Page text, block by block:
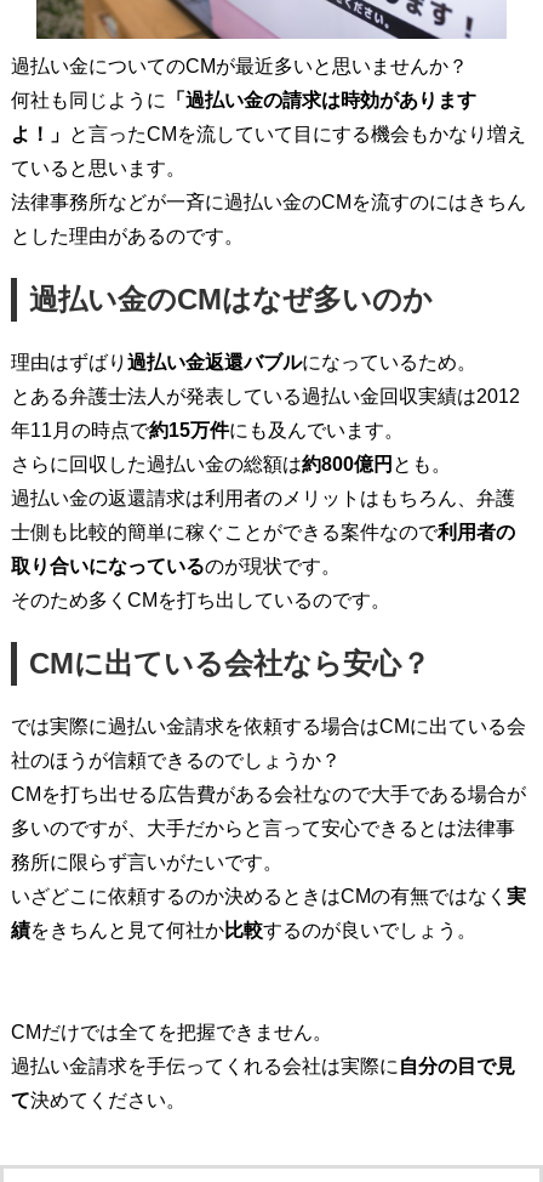
過払い金についてのCMが最近多いと思いませんか？
何社も同じように
「過払い金の請求は時効があります
よ！」 と言ったCMを流していて目にする機会もかなり増え
ていると思います。
法律事務所などが一斉に過払い金のCMを流すのにはきちん
とした理由があるのです。
過払い金のCMはなぜ多いのか
理由はずばり 過払い金返還バブルになっているため。
とある弁護士法人が発表している過払い金回収実績は2012
年11月の時点で約15万件にも及んでいます。
さらに回収した過払い金の総額は約800億円 とも。
過払い金の返還請求は利用者のメリットはもちろん、弁護
士側も比較的簡単に稼ぐことができる案件なので利用者の
取り合いになっているのが現状です。
そのため多くCMを打ち出しているのです。
CMに出ている会社なら安心？
では実際に過払い金請求を依頼する場合はCMに出ている会
社のほうが信頼できるのでしょうか？
CMを打ち出せる広告費がある会社なので大手である場合が
多いのですが、大手だからと言って安心できるとは法律事
務所に限らず言いがたいです。
いざどこに依頼するのか決めるときはCMの有無ではなく 実
績をきちんと見て何社か比較するのが良いでしょう。
CMだけでは全てを把握できません。
過払い金請求を手伝ってくれる会社は実際に 自分の目で見
て決めてください。